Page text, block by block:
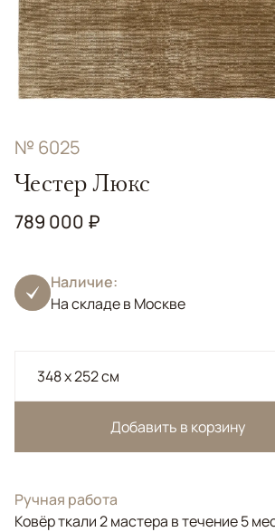
№ 6025
Честер Люкс
789 000 ₽
Наличие:
На складе в Москве
348 x 252 см
Добавить в корзину
Ручная работа
Ковёр ткали 2 мастера в течение 5